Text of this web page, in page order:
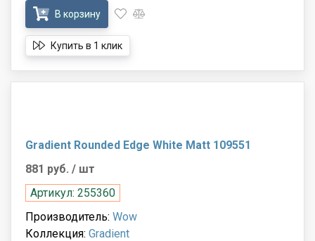
В корзину
Купить в 1 клик
Gradient Rounded Edge White Matt 109551
881 руб. / шт
Артикул: 255360
Производитель: Wow
Коллекция: Gradient